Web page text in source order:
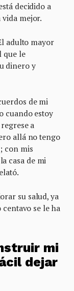
decidido a
mejor.
adulto mayor
que le
dinero y
de mi
cuando estoy
a
allá no tengo
con mis
casa de mi
su salud, ya
centavo se le ha
mi
dejar